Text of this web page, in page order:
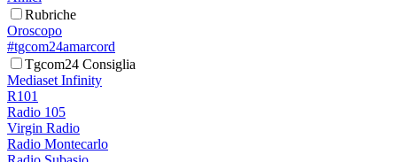
Rubriche
Oroscopo
#tgcom24amarcord
Tgcom24 Consiglia
Mediaset Infinity
R101
Radio 105
Virgin Radio
Radio Montecarlo